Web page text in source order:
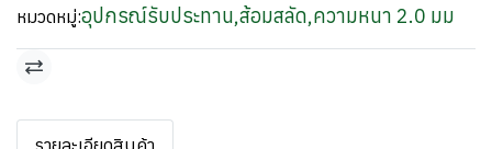
หมวดหมู่:อุปกรณ์รับประทาน,ส้อมสลัด,ความหนา 2.0 มม
รายละเอียดสินค้า